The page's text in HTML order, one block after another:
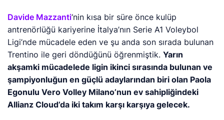
Davide Mazzanti‘nin kısa bir süre önce kulüp
antrenörlüğü kariyerine İtalya’nın Serie A1 Voleybol
Ligi’nde mücadele eden ve şu anda son sırada bulunan
Trentino ile geri döndüğünü öğrenmiştik.Yarın
akşamki mücadelede ligin ikinci sırasında bulunan ve
şampiyonluğun en güçlü adaylarından biri olan Paola
Egonulu Vero Volley Milano’nun ev sahipliğindeki
Allianz Cloud’da iki takım karşı karşıya gelecek.